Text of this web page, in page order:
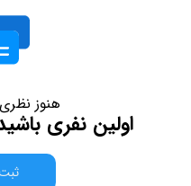
هنوز
اولین نفری